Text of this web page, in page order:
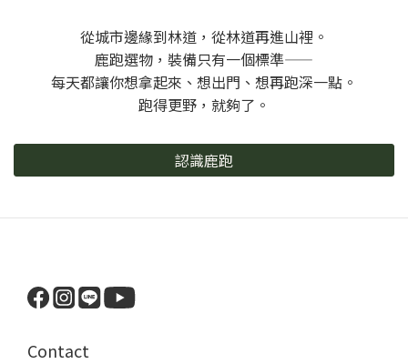
從城市邊緣到林道，從林道再進山裡。
鹿跑選物，裝備只有一個標準——
每天都讓你想拿起來、想出門、想再跑深一點。
跑得更野，就夠了。
認識鹿跑
Contact